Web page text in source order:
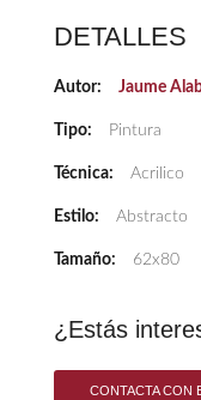
DETALLES
Autor: Jaume
Tipo: Pintura
Técnica: Acrilico
Estilo: Abstracto
Tamaño: 62x80
¿Estás
CONTACTA CON